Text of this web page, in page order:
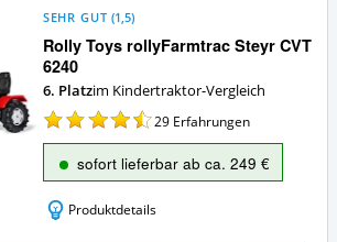
Rolly Toys rollyFarmtrac Steyr CVT
6240
SEHR GUT (1,5)
6. Platzim Kindertraktor-Vergleich
29 Erfahrungen
sofort lieferbar ab ca. 249 €
Produktdetails